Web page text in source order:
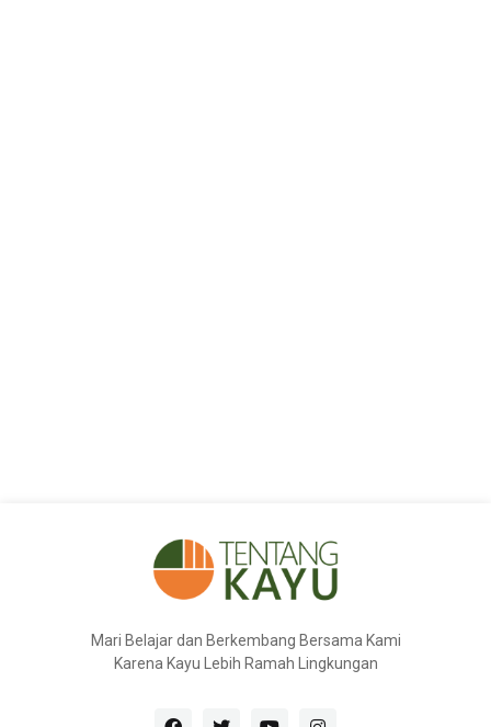
Mari Belajar dan Berkembang Bersama Kami
Karena Kayu Lebih Ramah Lingkungan